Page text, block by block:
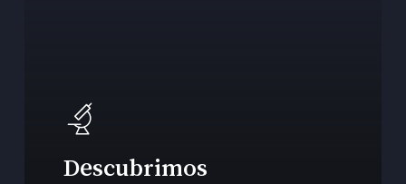
Descubrimos